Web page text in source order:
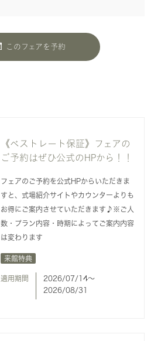
このフェアを予約
《ベストレート保証》フェアの
ご予約はぜひ公式のHPから！！
フェアのご予約を公式HPからいただきま
すと、式場紹介サイトやカウンターよりも
お得にご案内させていただきます♪※ご人
数・プラン内容・時期によってご案内内容
は変わります
来館特典
適用期間
2026/07/14〜
2026/08/31